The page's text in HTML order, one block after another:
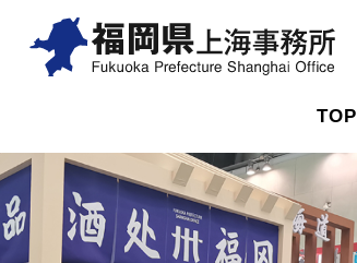
TOP